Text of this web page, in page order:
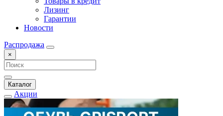
Лизинг
Гарантии
Новости
Распродажа
×
Каталог
Акции